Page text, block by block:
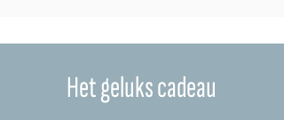
Het geluks cadeau